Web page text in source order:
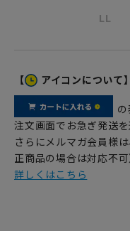
LL
【 アイコンについて
注文画面でお急ぎ発送
さらにメルマガ会員様
正商品の場合は対応不
詳しくはこちら